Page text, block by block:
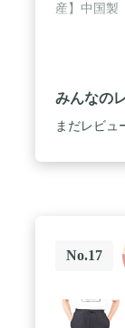
産】中国製
みんなの
まだレビュ
No.17